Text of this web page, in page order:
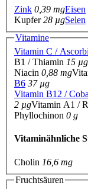
Zink 0,39 mgEisen
Kupfer28 µgSelen
Vitamine
Vitamin C /
B1 / Thiamin 15 µg
Niacin 0,88 mg
B6 37 µg
Vitamin B12 /
2 µgVitamin A1 /
Phyllochinon 0 g
Vitaminähnliche
Cholin 16,6 mg
Fruchtsäuren